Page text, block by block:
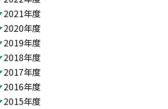
2021年度
2020年度
2019年度
2018年度
2017年度
2016年度
2015年度